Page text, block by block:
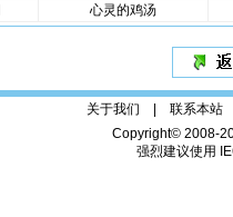
心灵的鸡汤
关于我们 | 联系本站
Copyright© 2008-
强烈建议使用